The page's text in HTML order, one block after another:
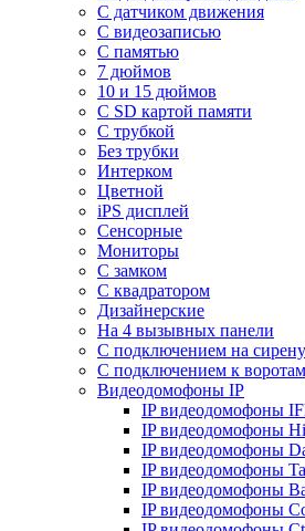
С датчиком движения
С видеозаписью
C памятью
7 дюймов
10 и 15 дюймов
С SD картой памяти
С трубкой
Без трубки
Интерком
Цветной
iPS дисплей
Сенсорные
Мониторы
С замком
C квадратором
Дизайнерские
На 4 вызывных панели
С подключением на сирену
С подключением к воротам
Видеодомофоны IP
IP видеодомофоны
IP видеодомофоны
IP видеодомофоны
IP видеодомофоны
IP видеодомофоны
IP видеодомофоны